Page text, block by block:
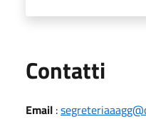
Contatti
Email :